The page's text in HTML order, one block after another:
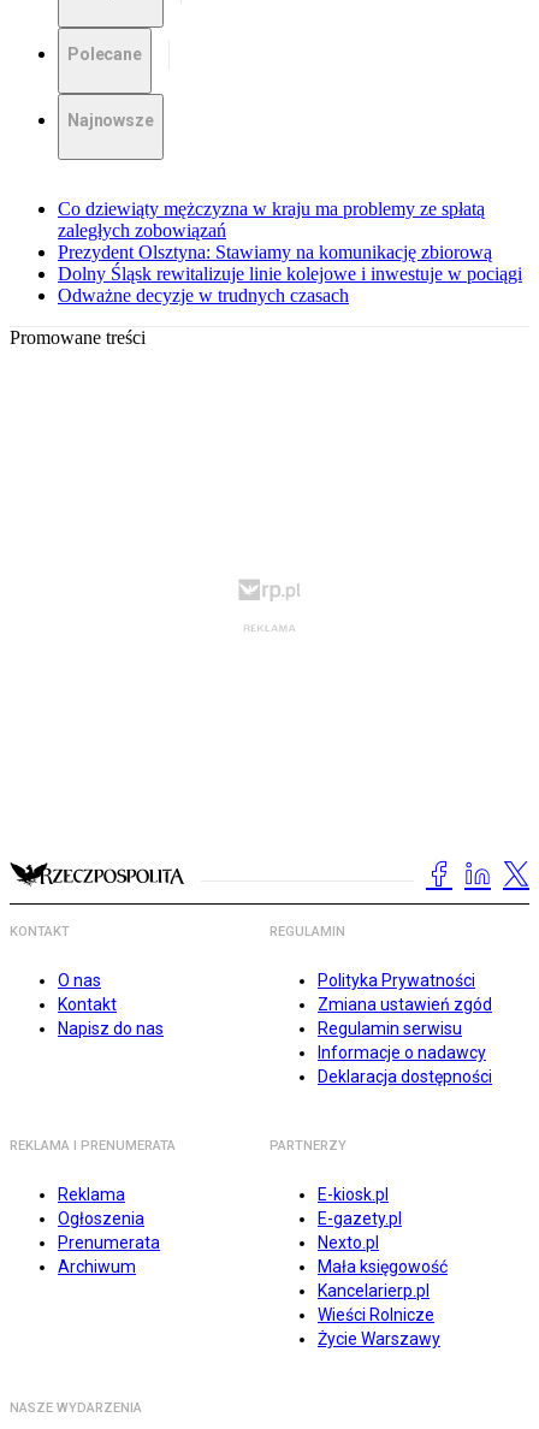
Polecane
Najnowsze
Co dziewiąty mężczyzna w kraju ma problemy ze spłatą
zaległych zobowiązań
Prezydent Olsztyna: Stawiamy na komunikację zbiorową
Dolny Śląsk rewitalizuje linie kolejowe i inwestuje w pociągi
Odważne decyzje w trudnych czasach
Promowane treści
KONTAKT
O nas
Kontakt
Napisz do nas
REGULAMIN
Polityka Prywatności
Zmiana ustawień zgód
Regulamin serwisu
Informacje o nadawcy
Deklaracja dostępności
REKLAMA I PRENUMERATA
Reklama
Ogłoszenia
Prenumerata
Archiwum
PARTNERZY
E-kiosk.pl
E-gazety.pl
Nexto.pl
Mała księgowość
Kancelarierp.pl
Wieści Rolnicze
Życie Warszawy
NASZE WYDARZENIA